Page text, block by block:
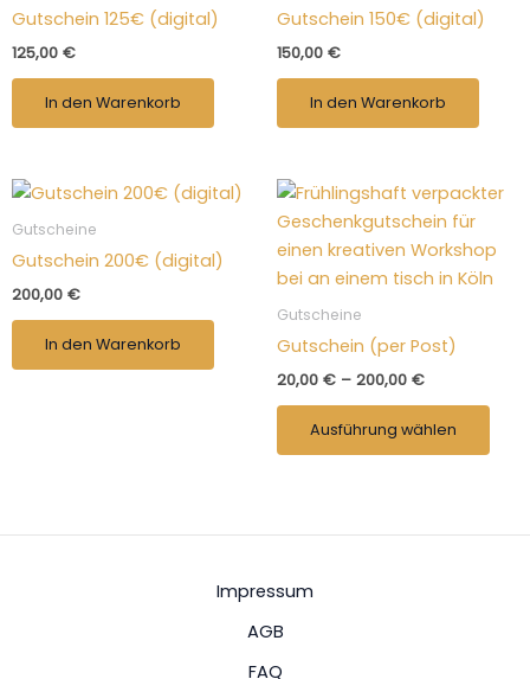
Gutschein 125€ (digital)
125,00 €
In den Warenkorb
Gutschein 150€ (digital)
150,00 €
In den Warenkorb
Gutscheine
Gutschein 200€ (digital)
200,00 €
In den Warenkorb
Gutscheine
Gutschein (per Post)
20,00 € – 200,00 €
Preisspanne:
20,00 €
bis
200,00 €
Ausführung wählen
auf
Impressum
AGB
FAQ